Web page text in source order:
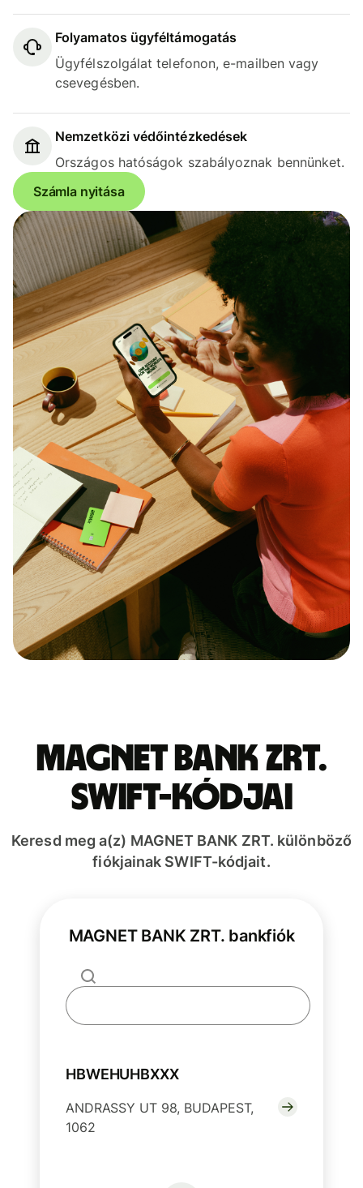
Folyamatos ügyféltámogatás
Ügyfélszolgálat telefonon, e-mailben vagy
csevegésben.
Nemzetközi védőintézkedések
Országos hatóságok szabályoznak bennünket.
Számla nyitása
MAGNET BANK ZRT.
SWIFT-kódjai
Keresd meg a(z) MAGNET BANK ZRT. különböző
fiókjainak SWIFT-kódjait.
MAGNET BANK ZRT. bankfiók
HBWEHUHBXXX
ANDRASSY UT 98, BUDAPEST,
1062